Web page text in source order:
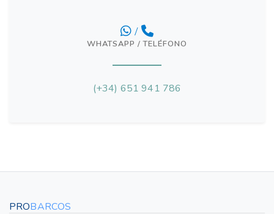
/
WHATSAPP / TELÉFONO
(+34) 651 941 786
PROBARCOS